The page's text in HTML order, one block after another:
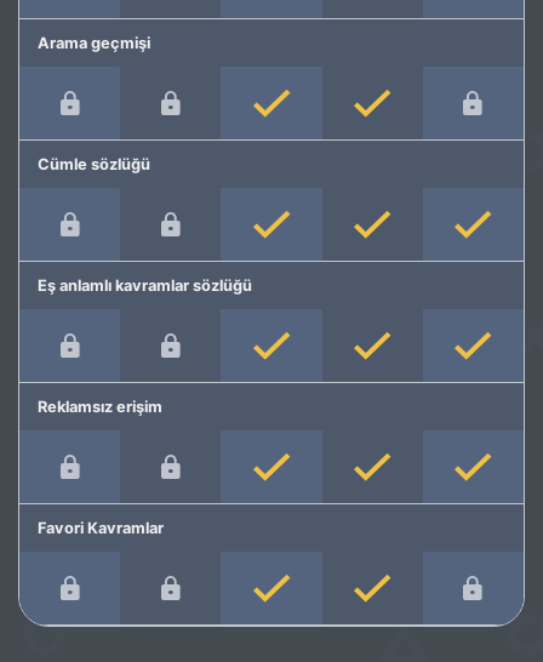
Arama geçmişi
Cümle sözlüğü
Eş anlamlı kavramlar sözlüğü
Reklamsız erişim
Favori Kavramlar